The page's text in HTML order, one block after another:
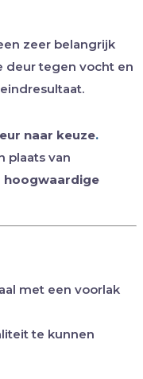
zeer belangrijk
deur tegen vocht en
naar keuze.
plaats van
hoogwaardige
met een voorlak
te kunnen